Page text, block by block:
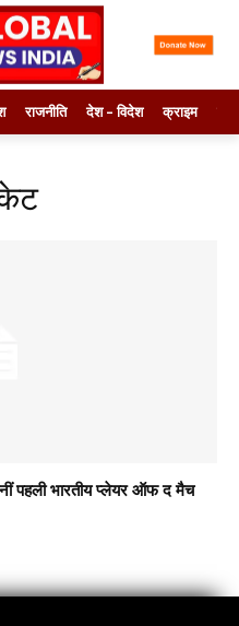
राजनीति देश – विदेश क्राइम
पहली भारतीय प्लेयर ऑफ द मैच